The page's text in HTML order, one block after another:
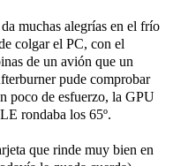
muchas alegrías en el frío
colgar el PC, con el
de un avión que un
pude comprobar
poco de esfuerzo, la GPU
rondaba los 65º.
que rinde muy bien en